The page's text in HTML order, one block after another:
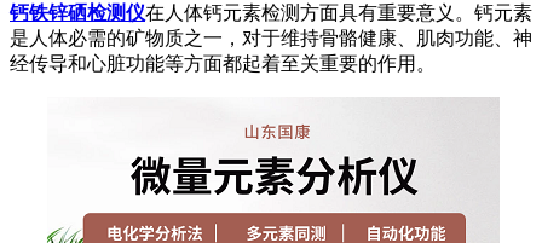
钙铁锌硒检测仪在人体钙元素检测方面具有重要意义。钙元素
是人体必需的矿物质之一，对于维持骨骼健康、肌肉功能、神
经传导和心脏功能等方面都起着至关重要的作用。